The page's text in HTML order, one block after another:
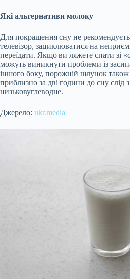
Які альтернативи молоку
Для покращення сну не
телевізор, зациклюватися на
переїдати. Якщо ви ляжете спати зі
можуть виникнути проблеми із
іншого боку, порожній шлунок також
приблизно за дві години до сну слід
низьковуглеводне.
Джерело: ukr.media